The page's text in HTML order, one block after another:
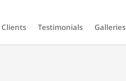
Clients Testimonials Galleries